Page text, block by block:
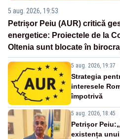
5 aug. 2026, 19:53
Petrișor Peiu (AUR) critică
energetice: Proiectele de la
Oltenia sunt blocate în
5 aug. 2026, 19:37
Strategia
interesele
împotrivă
5 aug. 2026, 18:45
Petrișor
existența